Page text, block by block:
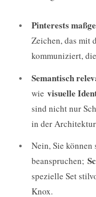
Pinterests
Zeichen, das mit
kommuniziert,
Semantisch
wie visuelle
sind nicht nur
in der
Nein, Sie
beanspruchen;
spezielle Set
Knox.